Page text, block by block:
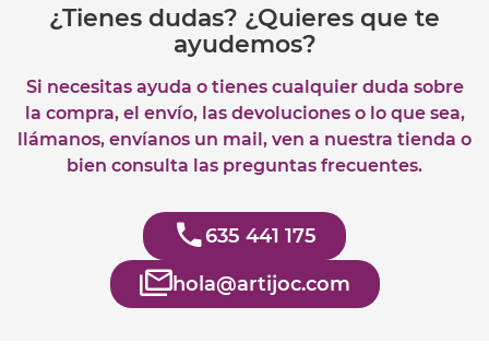
¿Tienes dudas? ¿Quieres que te
ayudemos?
Si necesitas ayuda o tienes cualquier duda sobre
la compra, el envío, las devoluciones o lo que sea,
llámanos, envíanos un mail, ven a nuestra tienda o
bien consulta las preguntas frecuentes.
635 441 175
hola@artijoc.com